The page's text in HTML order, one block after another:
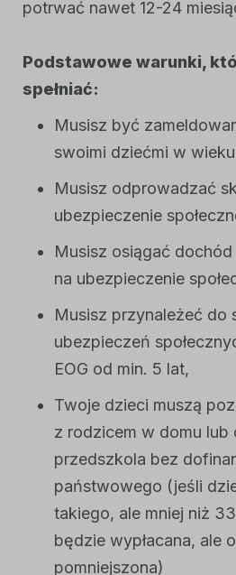
potrwać nawet 12-24
Podstawowe warunki,
spełniać:
Musisz być
swoimi dziećmi w
Musisz odprowadzać
ubezpieczenie
Musisz osiągać dochód
na ubezpieczenie
Musisz przynależeć do
ubezpieczeń
EOG od min. 5 lat,
Twoje dzieci muszą
z rodzicem w domu lub
przedszkola bez
państwowego (jeśli
takiego, ale mniej niż
będzie wypłacana, ale
pomniejszona)